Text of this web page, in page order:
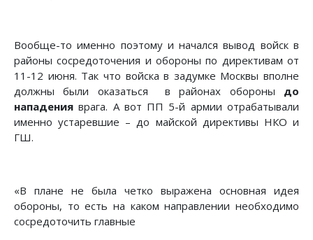
Вообще-то именно поэтому и начался вывод войск в
районы сосредоточения и обороны по директивам от
11-12 июня. Так что войска в задумке Москвы вполне
должны были оказаться в районах обороны до
нападения врага. А вот ПП 5-й армии отрабатывали
именно устаревшие – до майской директивы НКО и
ГШ.
«В плане не была четко выражена основная идея
обороны, то есть на каком направлении необходимо
сосредоточить главные